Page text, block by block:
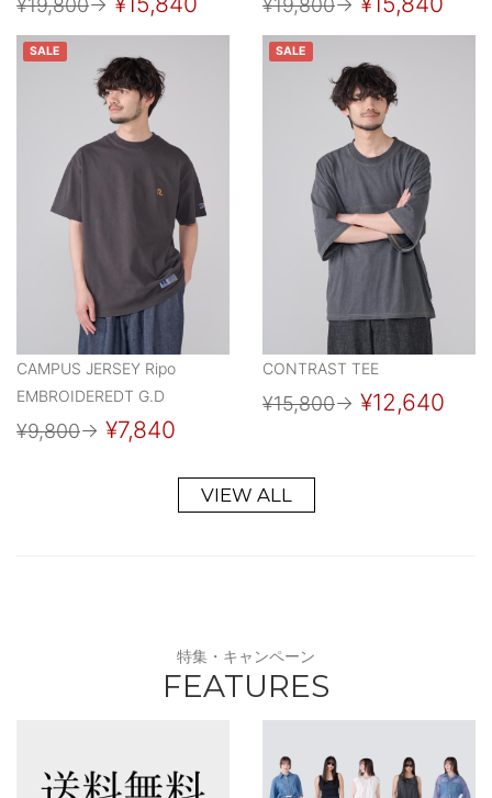
¥19,800→ ¥19,800→
SALE
CAMPUS JERSEY Ripo
EMBROIDEREDT G.D
¥9,800→ ¥7,840
SALE
CONTRAST TEE
¥15,800→ ¥12,640
VIEW ALL
特集・キャンペーン
FEATURES